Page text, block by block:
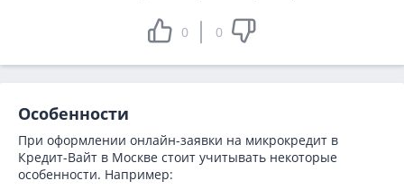
0 0
Особенности
При оформлении онлайн-заявки на микрокредит в
Кредит-Вайт в Москве стоит учитывать некоторые
особенности. Например: